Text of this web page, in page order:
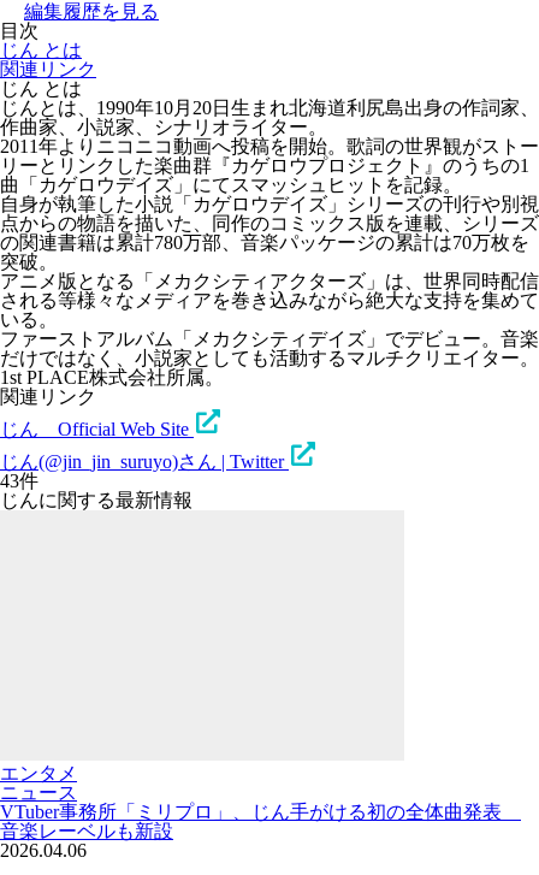
編集履歴を見る
目次
じん とは
関連リンク
じん とは
じんとは、1990年10月20日生まれ北海道利尻島出身の作詞家、
作曲家、小説家、シナリオライター。
2011年よりニコニコ動画へ投稿を開始。歌詞の世界観がストー
リーとリンクした楽曲群『カゲロウプロジェクト』のうちの1
曲「カゲロウデイズ」にてスマッシュヒットを記録。
自身が執筆した小説「カゲロウデイズ」シリーズの刊行や別視
点からの物語を描いた、同作のコミックス版を連載、シリーズ
の関連書籍は累計780万部、音楽パッケージの累計は70万枚を
突破。
アニメ版となる「メカクシティアクターズ」は、世界同時配信
される等様々なメディアを巻き込みながら絶大な支持を集めて
いる。
ファーストアルバム「メカクシティデイズ」でデビュー。音楽
だけではなく、小説家としても活動するマルチクリエイター。
1st PLACE株式会社所属。
関連リンク
じん Official Web Site
じん(@jin_jin_suruyo)さん | Twitter
43件
じんに関する最新情報
エンタメ
ニュース
VTuber事務所「ミリプロ」、じん手がける初の全体曲発表
音楽レーベルも新設
2026.04.06